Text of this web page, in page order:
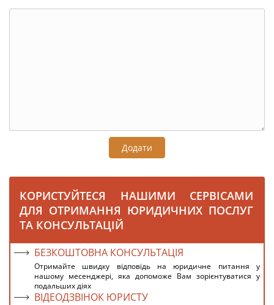
Додати
КОРИСТУЙТЕСЯ НАШИМИ СЕРВІСАМИ
ДЛЯ ОТРИМАННЯ ЮРИДИЧНИХ ПОСЛУГ
ТА КОНСУЛЬТАЦІЙ
БЕЗКОШТОВНА КОНСУЛЬТАЦІЯ
Отримайте швидку відповідь на юридичне питання у
нашому месенджері, яка допоможе Вам зорієнтуватися у
подальших діях
ВІДЕОДЗВІНОК ЮРИСТУ